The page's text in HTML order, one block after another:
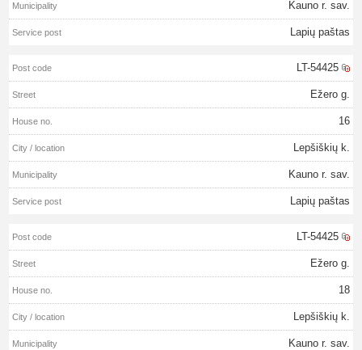
Kauno r. sav.
Lapių paštas
LT-54425
Ežero g.
16
Lepšiškių k.
Kauno r. sav.
Lapių paštas
LT-54425
Ežero g.
18
Lepšiškių k.
Kauno r. sav.